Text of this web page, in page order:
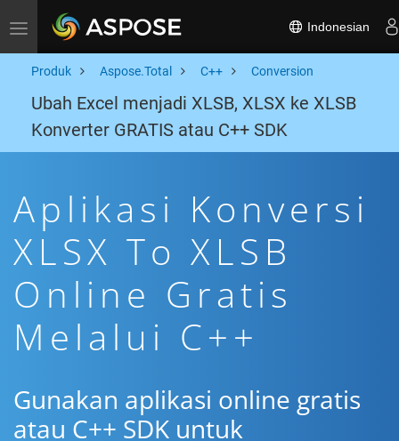
Toggle navigation Indonesian
Produk Aspose.Total C++ Conversion
Ubah Excel menjadi XLSB, XLSX ke XLSB
Konverter GRATIS atau C++ SDK
Aplikasi Konversi
XLSX To XLSB
Online Gratis
Melalui C++
Gunakan aplikasi online gratis
atau C++ SDK untuk